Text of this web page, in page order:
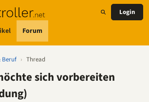
Forum
Login
Beruf › Thread
sich vorbereiten